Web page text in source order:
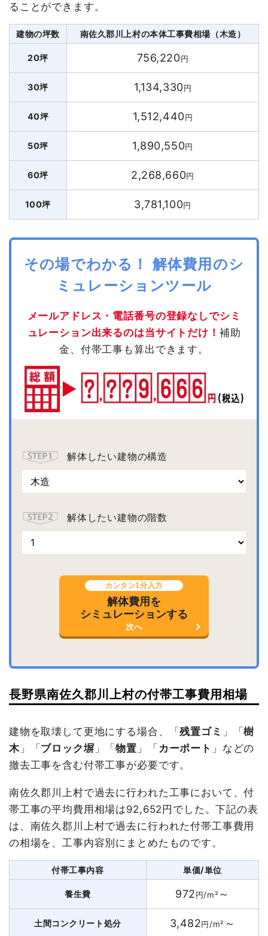
ることができます。
建物の坪数 南佐久郡川上村の本体工事費相場（木造）
20坪 756,220円
30坪 1,134,330円
40坪 1,512,440円
50坪 1,890,550円
60坪 2,268,660円
100坪 3,781,100円
その場でわかる！ 解体費用のシ
ミュレーションツール
メールアドレス・電話番号の登録なしでシミ
ュレーション出来るのは当サイトだけ！ 補助
金、付帯工事も算出できます。
解体したい建物の構造
解体したい建物の階数
カンタン1分入力
解体費用を
シミュレーションする
次へ
長野県南佐久郡川上村の付帯工事費用相場
建物を取壊して更地にする場合、「残置ゴミ 」「樹
木」「 ブロック塀 」「物置 」「 カーポート 」などの
撤去工事を含む付帯工事が必要です。
南佐久郡川上村で過去に行われた工事において、付
帯工事の平均費用相場は92,652円でした。下記の表
は、南佐久郡川上村で過去に行われた付帯工事費用
の相場を、工事内容別にまとめたものです。
付帯工事内容 単価/単位
養生費 972円/m² ～
土間コンクリート処分 3,482円/m² ～